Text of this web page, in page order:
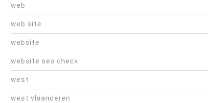
web
web site
website
website seo check
west
west vlaanderen